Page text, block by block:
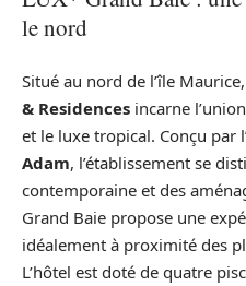
le nord
Situé au nord de l’île
& Residences incarne
et le luxe tropical. Conçu par
Adam, l’établissement se
contemporaine et des
Grand Baie propose une
idéalement à proximité des
L’hôtel est doté de quatre